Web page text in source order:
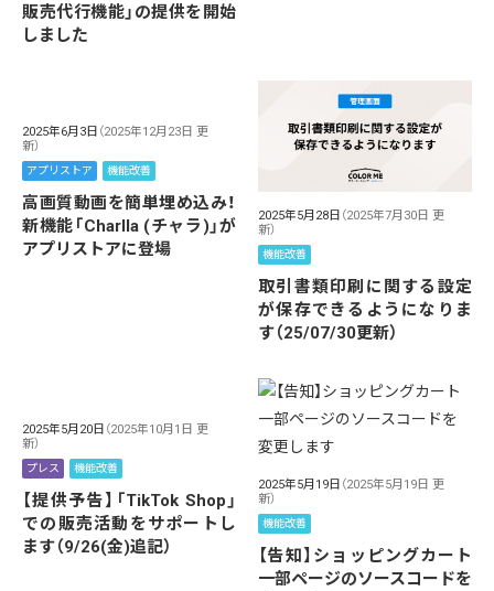
販売代行機能」の提供を開始
しました
2025年6月3日 （2025年12月23日 更
新）
アプリストア 機能改善
高画質動画を簡単埋め込み！
新機能「Charlla (チャラ)」が
アプリストアに登場
2025年5月28日 （2025年7月30日 更
新）
機能改善
取引書類印刷に関する設定
が保存できるようになりま
す（25/07/30更新）
2025年5月20日 （2025年10月1日 更
新）
プレス 機能改善
【提供予告】「TikTok Shop」
での販売活動をサポートし
ます（9/26(金)追記）
2025年5月19日 （2025年5月19日 更
新）
機能改善
【告知】ショッピングカート
一部ページのソースコードを